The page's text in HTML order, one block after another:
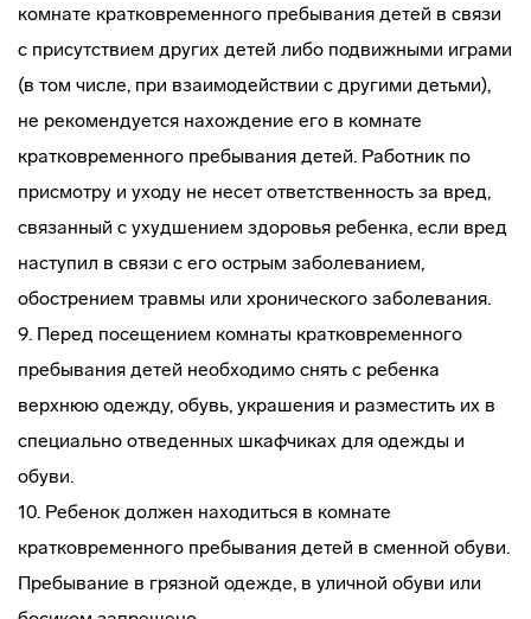
комнате кратковременного пребывания детей в связи
с присутствием других детей либо подвижными играми
(в том числе, при взаимодействии с другими детьми),
не рекомендуется нахождение его в комнате
кратковременного пребывания детей. Работник по
присмотру и уходу не несет ответственность за вред,
связанный с ухудшением здоровья ребенка, если вред
наступил в связи с его острым заболеванием,
обострением травмы или хронического заболевания.
9. Перед посещением комнаты кратковременного
пребывания детей необходимо снять с ребенка
верхнюю одежду, обувь, украшения и разместить их в
специально отведенных шкафчиках для одежды и
обуви.
10. Ребенок должен находиться в комнате
кратковременного пребывания детей в сменной обуви.
Пребывание в грязной одежде, в уличной обуви или